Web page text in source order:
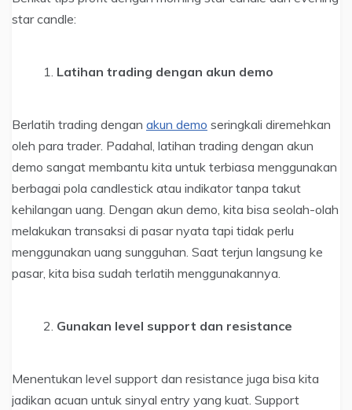
star candle:
Latihan trading dengan akun demo
Berlatih trading dengan akun demo seringkali diremehkan
oleh para trader. Padahal, latihan trading dengan akun
demo sangat membantu kita untuk terbiasa menggunakan
berbagai pola candlestick atau indikator tanpa takut
kehilangan uang. Dengan akun demo, kita bisa seolah-olah
melakukan transaksi di pasar nyata tapi tidak perlu
menggunakan uang sungguhan. Saat terjun langsung ke
pasar, kita bisa sudah terlatih menggunakannya.
Gunakan level support dan resistance
Menentukan level support dan resistance juga bisa kita
jadikan acuan untuk sinyal entry yang kuat. Support